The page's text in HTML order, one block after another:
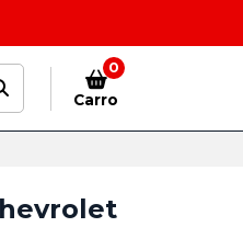
0
Carro